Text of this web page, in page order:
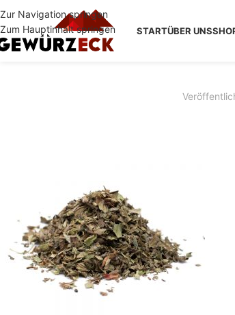
Zur Navigation springen
Zum Hauptinhalt springen
STARTÜBER UNS